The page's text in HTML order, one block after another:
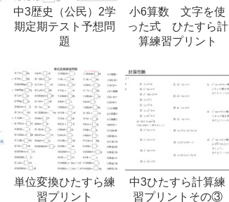
中3歴史（公民）2学
期定期テスト予想問
題
小6算数 文字を使
った式 ひたすら計
算練習プリント
単位変換ひたすら練
習プリント
中3ひたすら計算練
習プリントその③